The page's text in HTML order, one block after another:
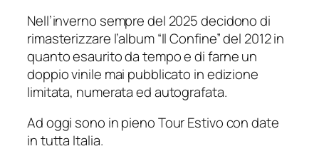
Nell’inverno sempre del 2025 decidono di
rimasterizzare l’album “Il Confine” del 2012 in
quanto esaurito da tempo e di farne un
doppio vinile mai pubblicato in edizione
limitata, numerata ed autografata.
Ad oggi sono in pieno Tour Estivo con date
in tutta Italia.